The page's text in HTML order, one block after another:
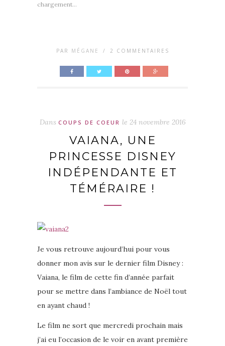
chargement…
PAR MÉGANE / 2 COMMENTAIRES
Dans COUPS DE COEUR le 24 novembre 2016
VAIANA, UNE
PRINCESSE DISNEY
INDÉPENDANTE ET
TÉMÉRAIRE !
Je vous retrouve aujourd’hui pour vous
donner mon avis sur le dernier film Disney :
Vaiana, le film de cette fin d’année parfait
pour se mettre dans l’ambiance de Noël tout
en ayant chaud !
Le film ne sort que mercredi prochain mais
j’ai eu l’occasion de le voir en avant première